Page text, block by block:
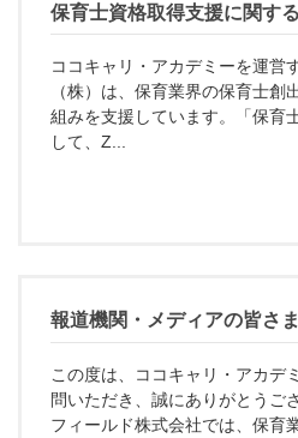
保育士資格取得支援に関す
ココキャリ・アカデミーを運営
（株）は、保育業界の保育士創
組みを支援しています。「保育
して、Z...
報道機関・メディアの皆さま
この度は、ココキャリ・アカデ
問いただき、誠にありがとうご
フィールド株式会社では、保育